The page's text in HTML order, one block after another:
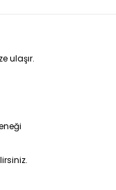
ulaşır.